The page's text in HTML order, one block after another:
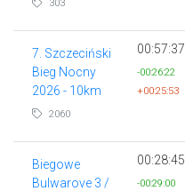
303
7. Szczeciński
Bieg Nocny
2026 - 10km
2060
00:57:37
-00:26:22
+00:25:53
Biegowe
Bulwarove 3 /
00:28:45
-00:29:00